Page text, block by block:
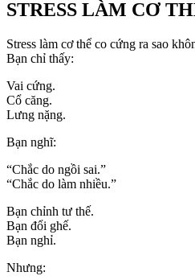
STRESS LÀM CƠ
Stress làm cơ thể co cứng ra sao
Bạn chỉ thấy:
Vai cứng.
Cổ căng.
Lưng nặng.
Bạn nghĩ:
“Chắc do ngồi sai.”
“Chắc do làm nhiều.”
Bạn chỉnh tư thế.
Bạn đổi ghế.
Bạn nghỉ.
Nhưng: